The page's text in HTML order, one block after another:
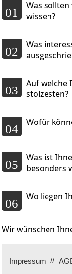
01
Was
wissen?
02
Was
03
Auf welche
stolzesten?
04
Wofür
05
Was ist
besonders
06
Wo liegen
Wir wünschen
Impressum